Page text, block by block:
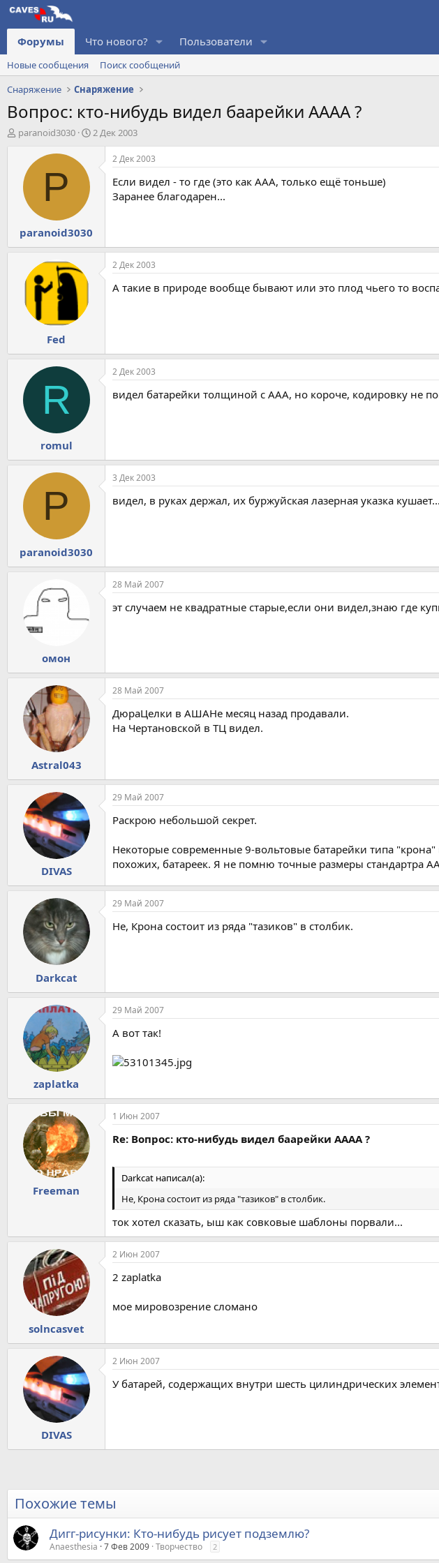
Форумы Что нового? Пользователи
Новые сообщения
Поиск сообщений
Снаряжение
Снаряжение
Вопрос: кто-нибудь видел баарейки АААА ?
А
ы
paranoid3030
Д
а
2 Дек 2003
P
paranoid3030
2 Дек 2003
Если видел - то где (это как ААА, только ещё тоньше)
Заранее благодарен...
Fed
2 Дек 2003
А такие в природе вообще бывают или это плод чьего то
R
romul
2 Дек 2003
видел батарейки толщиной с ААА, но короче, кодировку не
P
paranoid3030
3 Дек 2003
видел, в руках держал, их буржуйская лазерная указка
омон
28 Май 2007
эт случаем не квадратные старые,если они видел,знаю где
Astral043
28 Май 2007
ДюраЦелки в АШАНе месяц назад продавали.
На Чертановской в ТЦ видел.
DIVAS
29 Май 2007
Раскрою небольшой секрет.
Некоторые современные 9-вольтовые батарейки типа
похожих, батареек. Я не помню точные размеры стандартра
Darkcat
29 Май 2007
Не, Крона состоит из ряда "тазиков" в столбик.
zaplatka
29 Май 2007
А вот так!
Freeman
1 Июн 2007
Re: Вопрос: кто-нибудь видел баарейки АААА ?
Darkcat написал(а):
Не, Крона состоит из ряда "тазиков" в столбик.
ток хотел сказать, ыш как совковые шаблоны порвали...
solncasvet
2 Июн 2007
2 zaplatka
мое мировозрение сломано
DIVAS
2 Июн 2007
У батарей, содержащих внутри шесть цилиндрических
Похожие темы
Дигг-рисунки: Кто-нибудь рисует подземлю?
Anaesthesia 7 Фев 2009 Творчество 2